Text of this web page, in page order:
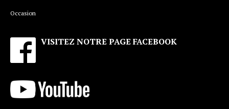
Occasion
VISITEZ NOTRE PAGE FACEBOOK